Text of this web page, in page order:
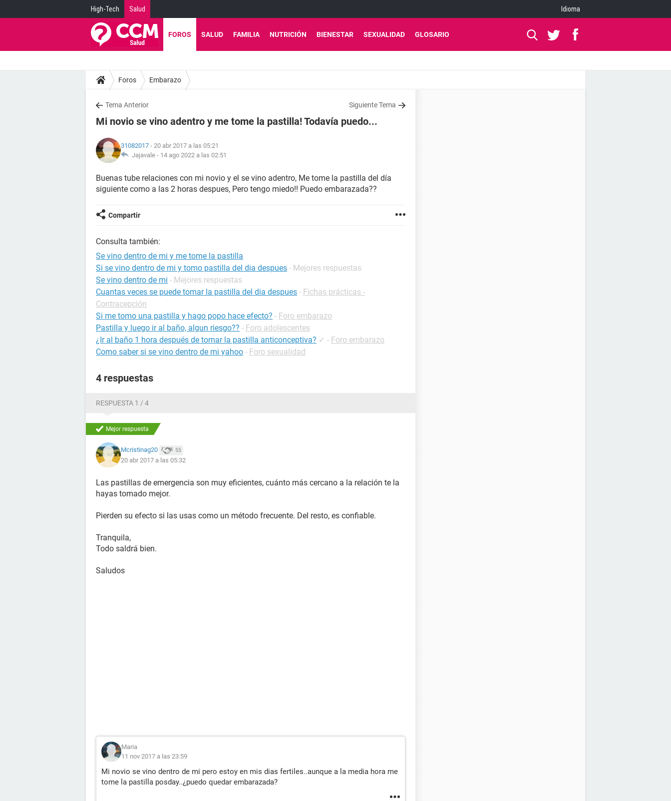
High-Tech Salud Idioma
FOROS SALUD FAMILIA NUTRICIÓN BIENESTAR SEXUALIDAD GLOSARIO
Foros Embarazo
Tema Anterior Siguiente Tema
Mi novio se vino adentro y me tome la pastilla! Todavía puedo...
31082017 - 20 abr 2017 a las 05:21
Jajavale - 14 ago 2022 a las 02:51
Buenas tube relaciones con mi novio y el se vino adentro, Me tome la pastilla del día
siguiente como a las 2 horas despues, Pero tengo miedo!! Puedo embarazada??
Compartir
Consulta también:
Se vino dentro de mi y me tome la pastilla
Si se vino dentro de mi y tomo pastilla del dia despues - Mejores respuestas
Se vino dentro de mi - Mejores respuestas
Cuantas veces se puede tomar la pastilla del dia despues - Fichas prácticas -
Contracepción
Si me tomo una pastilla y hago popo hace efecto? - Foro embarazo
Pastilla y luego ir al baño, algun riesgo?? - Foro adolescentes
¿Ir al baño 1 hora después de tomar la pastilla anticonceptiva? ✓ - Foro embarazo
Como saber si se vino dentro de mi yahoo - Foro sexualidad
4 respuestas
RESPUESTA 1 / 4
Mejor respuesta
Mcristinag20 55
20 abr 2017 a las 05:32
Las pastillas de emergencia son muy eficientes, cuánto más cercano a la relación te la
hayas tomado mejor.
Pierden su efecto si las usas como un método frecuente. Del resto, es confiable.
Tranquila,
Todo saldrá bien.
Saludos
Maria
11 nov 2017 a las 23:59
Mi novio se vino dentro de mi pero estoy en mis dias fertiles..aunque a la media hora me
tome la pastilla posday..¿puedo quedar embarazada?